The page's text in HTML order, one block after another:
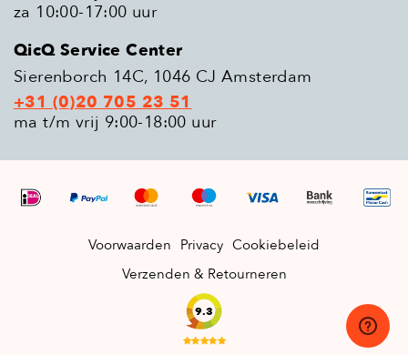
za 10:00-17:00 uur
QicQ Service Center
Sierenborch 14C, 1046 CJ Amsterdam
+31 (0)20 705 23 51
ma t/m vrij 9:00-18:00 uur
Voorwaarden Privacy Cookiebeleid
Verzenden & Retourneren
9.3